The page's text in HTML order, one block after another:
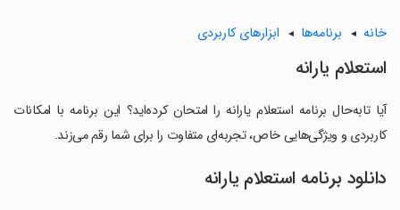
خانه برنامه‌ها ابزارهای کاربردی
استعلام یارانه
آیا تابه‌حال برنامه استعلام یارانه را امتحان کرده‌اید؟ این برنامه با امکانات
کاربردی و ویژگی‌هایی خاص، تجربه‌ای متفاوت را برای شما رقم می‌زند.
دانلود برنامه استعلام یارانه